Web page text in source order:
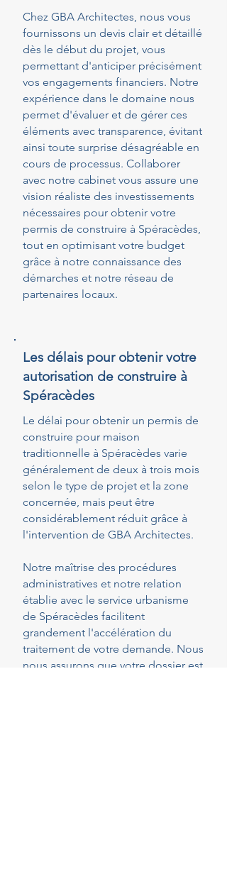
Chez GBA Architectes, nous vous
fournissons un devis clair et détaillé
dès le début du projet, vous
permettant d'anticiper précisément
vos engagements financiers. Notre
expérience dans le domaine nous
permet d'évaluer et de gérer ces
éléments avec transparence, évitant
ainsi toute surprise désagréable en
cours de processus. Collaborer
avec notre cabinet vous assure une
vision réaliste des investissements
nécessaires pour obtenir votre
permis de construire à Spéracèdes,
tout en optimisant votre budget
grâce à notre connaissance des
démarches et notre réseau de
partenaires locaux.
Les délais pour obtenir votre
autorisation de construire à
Spéracèdes
Le délai pour obtenir un permis de
construire pour maison
traditionnelle à Spéracèdes varie
généralement de deux à trois mois
selon le type de projet et la zone
concernée, mais peut être
considérablement réduit grâce à
l'intervention de GBA Architectes.
Notre maîtrise des procédures
administratives et notre relation
établie avec le service urbanisme
de Spéracèdes facilitent
grandement l'accélération du
traitement de votre demande. Nous
nous assurons que votre dossier est